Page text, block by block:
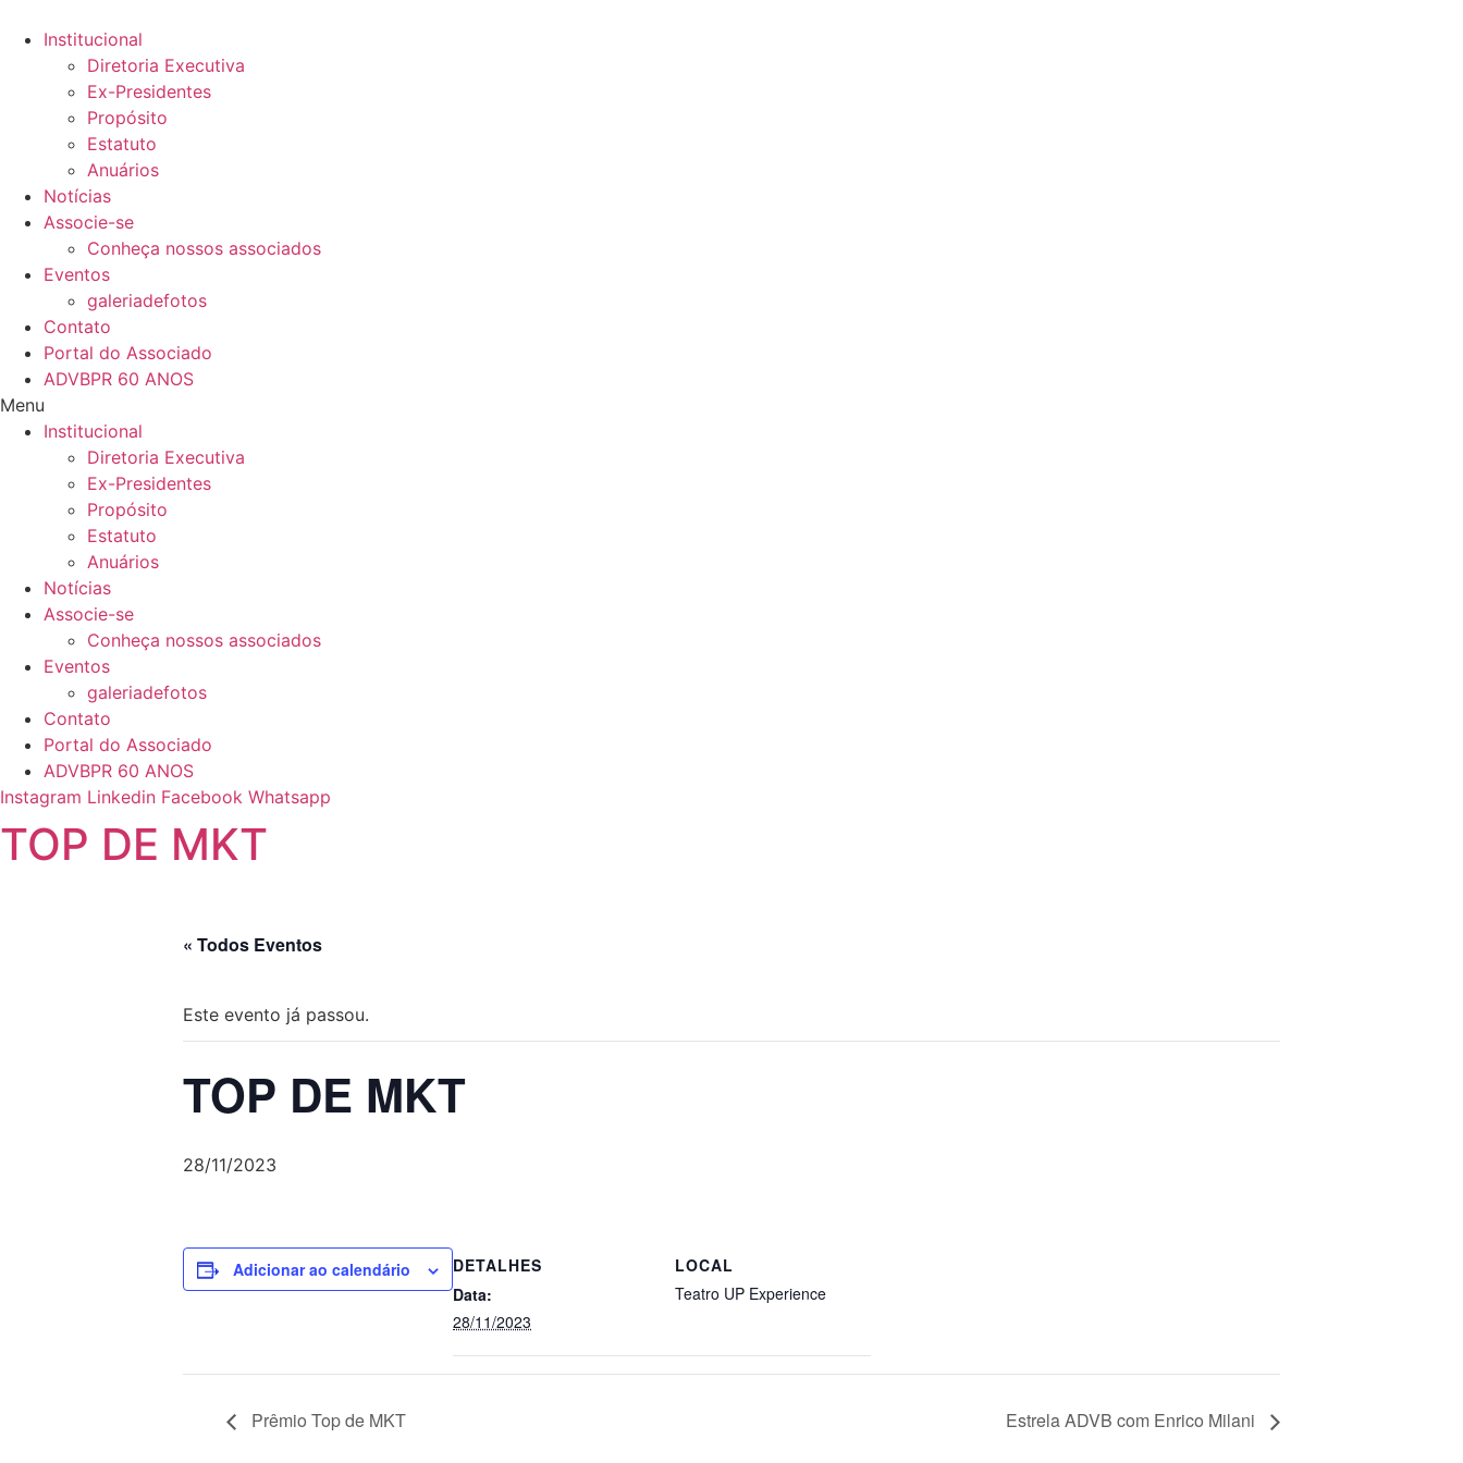
para
conteúdo
Institucional
Diretoria Executiva
Ex-Presidentes
Propósito
Estatuto
Anuários
Notícias
Associe-se
Conheça nossos associados
Eventos
galeriadefotos
Contato
Portal do Associado
ADVBPR 60 ANOS
Menu
Institucional
Diretoria Executiva
Ex-Presidentes
Propósito
Estatuto
Anuários
Notícias
Associe-se
Conheça nossos associados
Eventos
galeriadefotos
Contato
Portal do Associado
ADVBPR 60 ANOS
Instagram Linkedin Facebook Whatsapp
TOP DE MKT
« Todos Eventos
Este evento já passou.
TOP DE MKT
28/11/2023
Adicionar ao calendário
DETALHES
Data:
28/11/2023
LOCAL
Teatro UP Experience
Prêmio Top de MKT Estrela ADVB com Enrico Milani